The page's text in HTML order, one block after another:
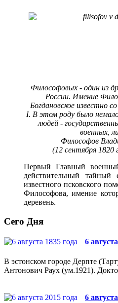
Философовых - один из
России. Имение
Богдановское известно
I. В этом роду было
людей -
военных,
Философов
(12 сентября 1820
Первый Главный
действительный тайный
известного псковского
Философова, имение
деревень.
Сего Дня
6
В эстонском городе Дерпте
Антонович Раух (ум.1921).
6